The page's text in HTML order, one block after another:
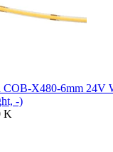
COB-X480-6mm 24V
-)
K